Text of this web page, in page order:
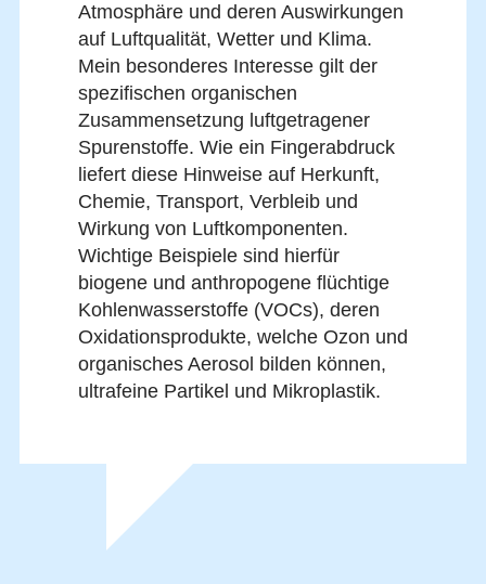
Atmosphäre und deren Auswirkungen
auf Luftqualität, Wetter und Klima.
Mein besonderes Interesse gilt der
spezifischen organischen
Zusammensetzung luftgetragener
Spurenstoffe. Wie ein Fingerabdruck
liefert diese Hinweise auf Herkunft,
Chemie, Transport, Verbleib und
Wirkung von Luftkomponenten.
Wichtige Beispiele sind hierfür
biogene und anthropogene flüchtige
Kohlenwasserstoffe (VOCs), deren
Oxidationsprodukte, welche Ozon und
organisches Aerosol bilden können,
ultrafeine Partikel und Mikroplastik.